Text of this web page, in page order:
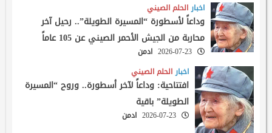
اخبار الحلم الصيني
وداعاً لأسطورة “المسيرة الطويلة”.. رحيل آخر
محاربة من الجيش الأحمر الصيني عن 105 عاماً
2026-07-23
ادمن
اخبار الحلم الصيني
افتتاحية: وداعاً لآخر أسطورة.. وروح “المسيرة
الطويلة” باقية
2026-07-23 ادمن